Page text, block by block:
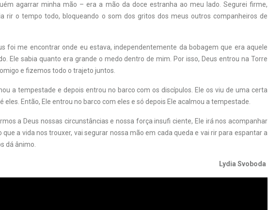
agarrar minha mão – era a mão da doce estranha ao meu lado. Segurei firme,
rir o tempo todo, bloqueando o som dos gritos dos meus outros companheiros de
foi me encontrar onde eu estava, independentemente da bobagem que era aquele
Ele sabia quanto era grande o medo dentro de mim. Por isso, Deus entrou na Torre
e fizemos todo o trajeto juntos.
a tempestade e depois entrou no barco com os discípulos. Ele os viu de uma certa
eles. Então, Ele entrou no barco com eles e só depois Ele acalmou a tempestade.
a Deus nossas circunstâncias e nossa força insufi ciente, Ele irá nos acompanhar
que a vida nos trouxer, vai segurar nossa mão em cada queda e vai rir para espantar a
dá ânimo.
Lydia Svoboda